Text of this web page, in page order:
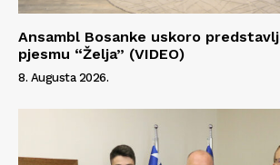
Ansambl Bosanke uskoro
pjesmu “Želja” (VIDEO)
8. Augusta 2026.